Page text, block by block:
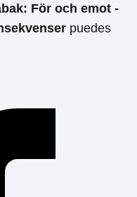
För och emot -
puedes